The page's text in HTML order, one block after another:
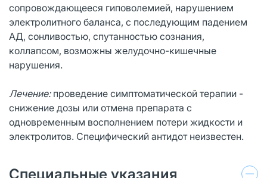
сопровождающееся гиповолемией, нарушением
электролитного баланса, с последующим падением
АД, сонливостью, спутанностью сознания,
коллапсом, возможны желудочно-кишечные
нарушения.
Лечение: проведение симптоматической терапии -
снижение дозы или отмена препарата с
одновременным восполнением потери жидкости и
электролитов. Специфический антидот неизвестен.
Специальные указания